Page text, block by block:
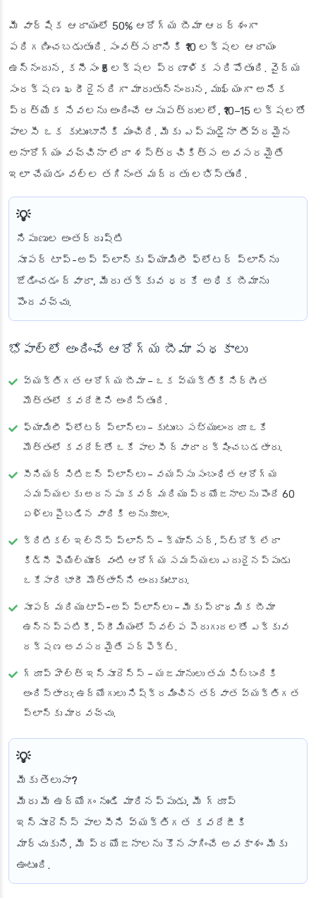
మీ వార్షిక ఆదాయంలో 50% ఆరోగ్య బీమా ఆదర్శంగా
పరిగణించబడుతుంది. సంవత్సరానికి ₹10 లక్షల ఆదాయం
ఉన్నందున, కనీసం ₹5 లక్షల ప్రణాళిక సరిపోతుంది. వైద్య
సంరక్షణ ఖరీదైనదిగా మారుతున్నందున, ముఖ్యంగా అనేక
ప్రత్యేక సేవలను అందించే ఆసుపత్రులలో, ₹10–15 లక్షలతో
పాలసీ ఒక కుటుంబానికి మంచిది. మీకు ఎప్పుడైనా తీవ్రమైన
అనారోగ్యం వచ్చినా లేదా శస్త్రచికిత్స అవసరమైతే
ఇలా చేయడం వల్ల తగినంత మద్దతు లభిస్తుంది.
నిపుణుల అంతర్దృష్టి
సూపర్ టాప్-అప్ ప్లాన్‌కు ఫ్యామిలీ ఫ్లోటర్ ప్లాన్‌ను
జోడించడం ద్వారా, మీరు తక్కువ ధరకే అధిక బీమాను
పొందవచ్చు.
భోపాల్‌లో అందించే ఆరోగ్య బీమా పథకాలు
వ్యక్తిగత ఆరోగ్య బీమా – ఒక వ్యక్తికి నిర్ణీత
మొత్తంలో కవరేజీని అందిస్తుంది.
ఫ్యామిలీ ఫ్లోటర్ ప్లాన్‌లు – కుటుంబ సభ్యులందరూ ఒకే
మొత్తంలో కవరేజ్‌తో ఒకే పాలసీ ద్వారా రక్షించబడతారు.
సీనియర్ సిటిజన్ ప్లాన్‌లు – వయస్సు సంబంధిత ఆరోగ్య
సమస్యలకు అదనపు కవర్ మరియు ప్రయోజనాలను పొందే 60
ఏళ్లు పైబడిన వారికి అనుకూలం.
క్రిటికల్ ఇల్నెస్ ప్లాన్స్ – క్యాన్సర్, స్ట్రోక్ లేదా
కిడ్నీ ఫెయిల్యూర్ వంటి ఆరోగ్య సమస్యలు ఎదురైనప్పుడు
ఒకేసారి భారీ మొత్తాన్ని అందుకుంటారు.
సూపర్ మరియు టాప్-అప్ ప్లాన్‌లు – మీకు ప్రాథమిక బీమా
ఉన్నప్పటికీ, ప్రీమియంలో స్వల్ప పెరుగుదలతో ఎక్కువ
రక్షణ అవసరమైతే పర్ఫెక్ట్.
గ్రూప్ హెల్త్ ఇన్సూరెన్స్ – యజమానులు తమ సిబ్బందికి
అందిస్తారు; ఉద్యోగులు నిష్క్రమించిన తర్వాత వ్యక్తిగత
ప్లాన్‌కు మారవచ్చు.
మీకు తెలుసా?
మీరు మీ ఉద్యోగం నుండి మారినప్పుడు, మీ గ్రూప్
ఇన్సూరెన్స్ పాలసీని వ్యక్తిగత కవరేజీకి
మార్చుకుని, మీ ప్రయోజనాలను కొనసాగించే అవకాశం మీకు
ఉంటుంది.